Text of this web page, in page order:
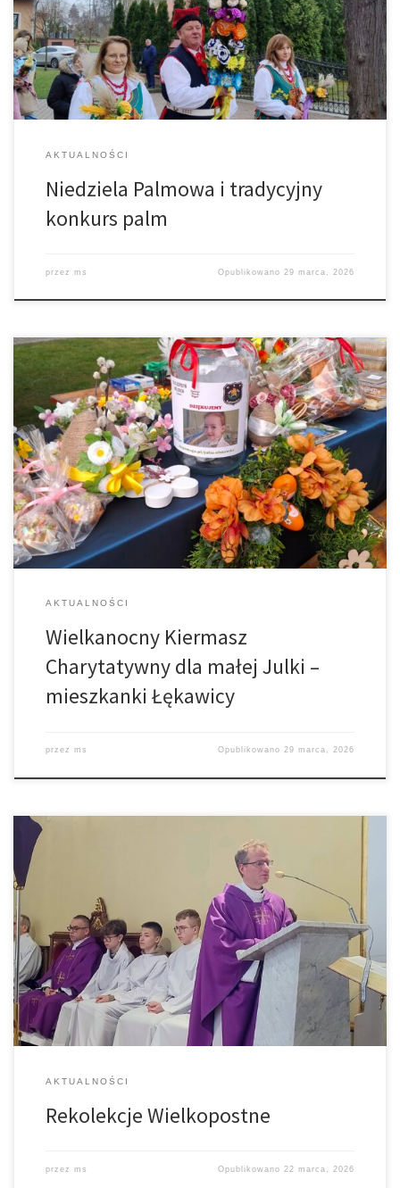
AKTUALNOŚCI
Niedziela Palmowa i tradycyjny
konkurs palm
przez ms Opublikowano 29 marca, 2026
29 marca – w niedzielę Palmową, odbył się kiermasz charytatywny
zorganizowany przez Koło Gospodyń Wiejskich CZERWONE
KORALE w Łękawicy oraz Ochotniczą Straż Pożarną na rzecz
naszej małej mieszkanki Julki Olszówki. Julka spędziła 9 tygodni w
śpiączce. Wciąż nie wiadomo, co dokładnie doprowadziło do tak
złego stanu dziewczynki, ale lekarze zdiagnozowali […]
AKTUALNOŚCI
Wielkanocny Kiermasz
Charytatywny dla małej Julki –
mieszkanki Łękawicy
przez ms Opublikowano29 marca, 2026
Dzisiaj rozpoczęliśmy nasze Rekolekcje Wielkopostne. Bardzo
serdecznie witamy w naszej parafii Rekolekcjonistę – Ks. dra
Mateusza Wójcika z Sądu Diecezjalnego w Tarnowie i dziękujemy
już teraz za podjęcie tej posługi w naszej parafii. Nauki w dni
powszednie będą głoszone w czasie Mszy o godz. 9.00 i 18.00.
Zakończymy je w […]
AKTUALNOŚCI
Rekolekcje Wielkopostne
przez ms Opublikowano 22 marca, 2026